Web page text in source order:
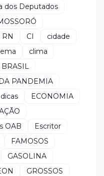
dos Deputados
RN CI
cidade
clima
PANDEMIA
dicas
ECONOMIA
OAB
Escritor
FAMOSOS
GASOLINA
GROSSOS